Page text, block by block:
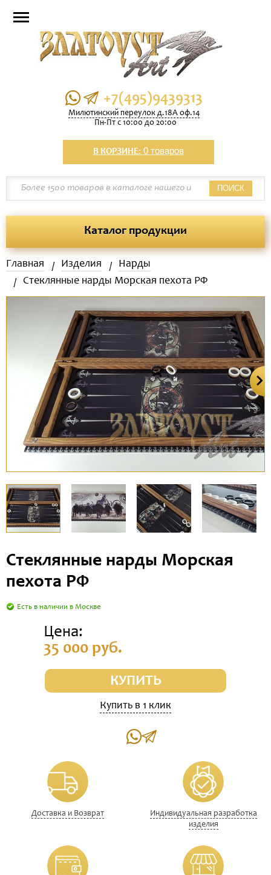
+7(495)9439313
Милютинский переулок д.18А оф.14
Пн-Пт с 10:00 до 20:00
В КОРЗИНЕ: 0 товаров
ПОИСК
Каталог продукции
Главная Изделия
Нарды
Стеклянные нарды Морская пехота РФ
Стеклянные нарды Морская
пехота РФ
Есть в наличии в Москве
Цена:
35 000 руб.
КУПИТЬ
Купить в 1 клик
Доставка и Возврат
Индивидуальная разработка
изделия